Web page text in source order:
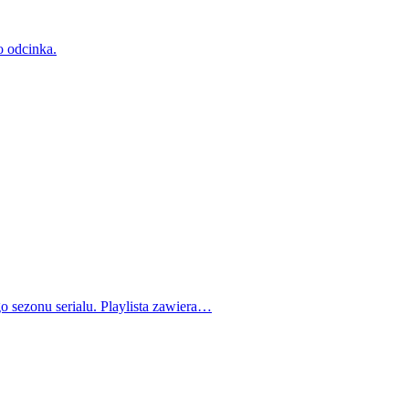
odcinka.
sezonu serialu. Playlista zawiera…